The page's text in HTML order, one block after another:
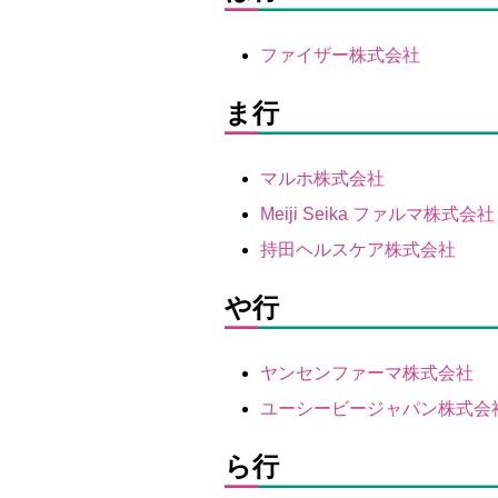
ファイザー株式会社
ま行
マルホ株式会社
Meiji Seika ファルマ株式会社
持田ヘルスケア株式会社
や行
ヤンセンファーマ株式会社
ユーシービージャパン株式会
ら行